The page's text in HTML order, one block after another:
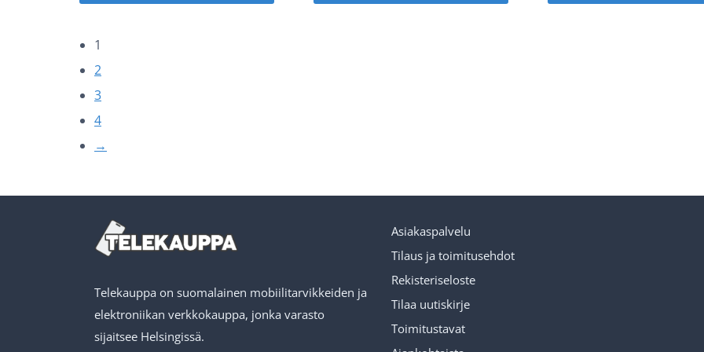
oli:
on:
oli:
on:
oli:
1
2
3
4
→
Telekauppa on suomalainen mobiilitarvikkeiden ja
elektroniikan verkkokauppa, jonka varasto
sijaitsee Helsingissä.
Asiakaspalvelu
Tilaus ja toimitusehdot
Rekisteriseloste
Tilaa uutiskirje
Toimitustavat